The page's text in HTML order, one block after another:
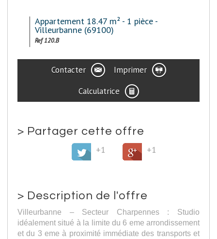
Appartement 18.47 m² - 1 pièce -
Villeurbanne (69100)
Ref 120.B
Contacter
Imprimer
Calculatrice
> Partager cette offre
+1
+1
> Description de l'offre
Villeurbanne – Secteur Charpennes : Studio
idéalement situé à la limite du 6 eme arrondissement
et du 3 eme à proximité immédiate des transports et